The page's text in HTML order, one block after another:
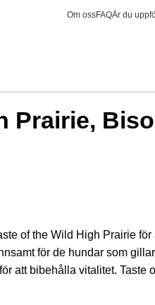
Om ossFAQÄr du
Prairie,
of the Wild High Prairie
för de hundar som
att bibehålla vitalitet. Taste